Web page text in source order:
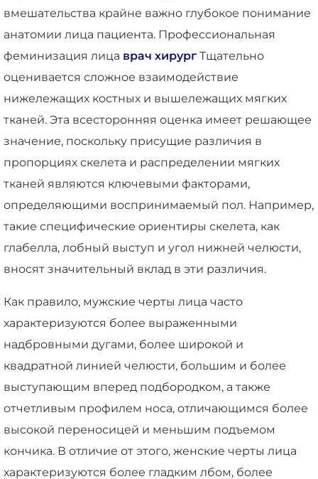
вмешательства крайне важно глубокое понимание
анатомии лица пациента. Профессиональная
феминизация лица врач хирург Тщательно
оценивается сложное взаимодействие
нижележащих костных и вышележащих мягких
тканей. Эта всесторонняя оценка имеет решающее
значение, поскольку присущие различия в
пропорциях скелета и распределении мягких
тканей являются ключевыми факторами,
определяющими воспринимаемый пол. Например,
такие специфические ориентиры скелета, как
глабелла, лобный выступ и угол нижней челюсти,
вносят значительный вклад в эти различия.
Как правило, мужские черты лица часто
характеризуются более выраженными
надбровными дугами, более широкой и
квадратной линией челюсти, большим и более
выступающим вперед подбородком, а также
отчетливым профилем носа, отличающимся более
высокой переносицей и меньшим подъемом
кончика. В отличие от этого, женские черты лица
характеризуются более гладким лбом, более